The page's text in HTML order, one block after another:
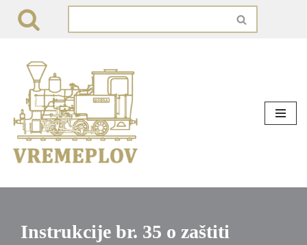
content
Instrukcije br. 35 o zaštiti